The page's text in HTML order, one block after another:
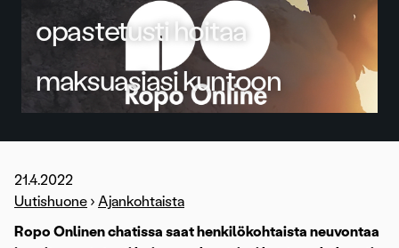
opastetusti hoitaa
maksuasiasi kuntoon
21.4.2022
Uutishuone › Ajankohtaista
Ropo Onlinen chatissa saat henkilökohtaista neuvontaa